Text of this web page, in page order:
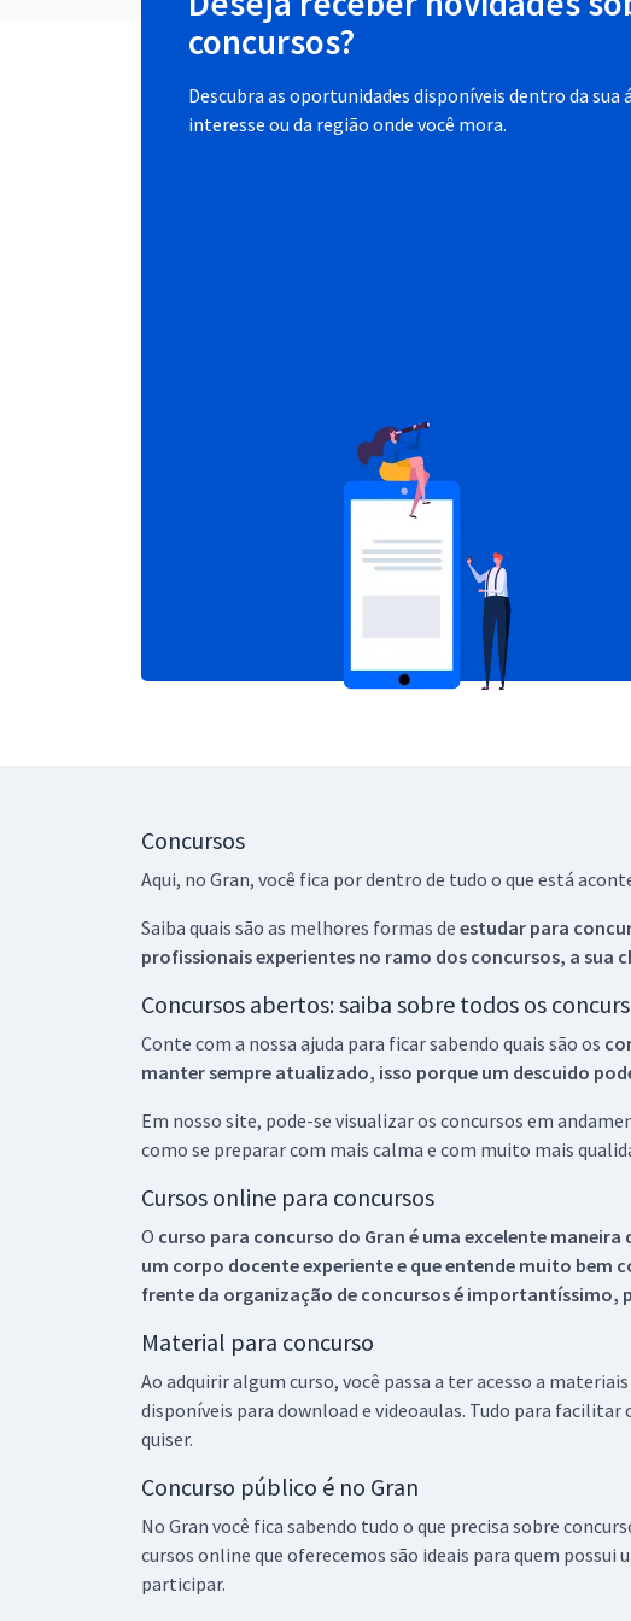
concursos?
Descubra as oportunidades disponíveis dentro da sua
interesse ou da região onde você mora.
Concursos
Aqui, no Gran, você fica por dentro de tudo o que está
Saiba quais são as melhores formas de estudar para
profissionais experientes no ramo dos concursos, a sua
Concursos abertos: saiba sobre todos os
Conte com a nossa ajuda para ficar sabendo quais são os
manter sempre atualizado, isso porque um descuido
Em nosso site, pode-se visualizar os concursos em
como se preparar com mais calma e com muito mais
Cursos online para concursos
O curso para concurso do Gran é uma excelente
um corpo docente experiente e que entende muito bem
frente da organização de concursos é importantíssimo,
Material para concurso
Ao adquirir algum curso, você passa a ter acesso a
disponíveis para download e videoaulas. Tudo para
quiser.
Concurso público é no Gran
No Gran você fica sabendo tudo o que precisa sobre
cursos online que oferecemos são ideais para quem
participar.